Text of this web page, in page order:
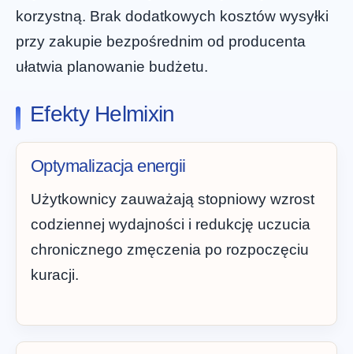
korzystną. Brak dodatkowych kosztów wysyłki
przy zakupie bezpośrednim od producenta
ułatwia planowanie budżetu.
Efekty Helmixin
Optymalizacja energii
Użytkownicy zauważają stopniowy wzrost
codziennej wydajności i redukcję uczucia
chronicznego zmęczenia po rozpoczęciu
kuracji.